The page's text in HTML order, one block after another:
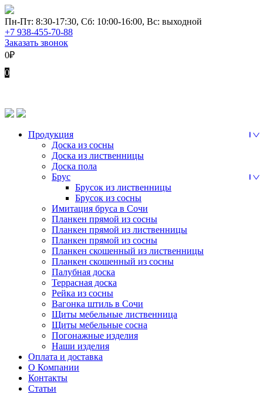
Перейти
к
содержимому
Пн-Пт: 8:30-17:30, Сб: 10:00-16:00, Вс: выходной
+7 938-455-70-88
Заказать звонок
0₽
0
Продукция
Доска из сосны
Доска из лиственницы
Доска пола
Брус
Брусок из лиственницы
Брусок из сосны
Имитация бруса в Сочи
Планкен прямой из сосны
Планкен прямой из лиственницы
Планкен прямой из сосны
Планкен скошенный из лиственницы
Планкен скошенный из сосны
Палубная доска
Террасная доска
Рейка из сосны
Вагонка штиль в Сочи
Щиты мебельные лиственница
Щиты мебельные сосна
Погонажные изделия
Наши изделия
Оплата и доставка
О Компании
Контакты
Статьи